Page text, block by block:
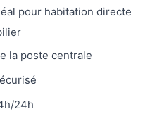
pour habitation directe
la poste centrale
24h